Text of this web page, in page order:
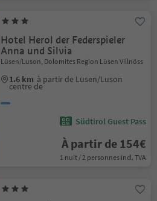
Hotel Herol der Federspieler
Anna und Silvia
Lüsen/Luson, Dolomites Region Lüsen Villnöss
1.6 km à partir de Lüsen/Luson
centre de
Südtirol Guest Pass
À partir de 154€
1 nuit / 2 personnes incl. TVA